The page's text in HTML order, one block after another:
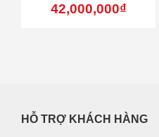
42,000,000₫
HỖ TRỢ KHÁCH HÀNG